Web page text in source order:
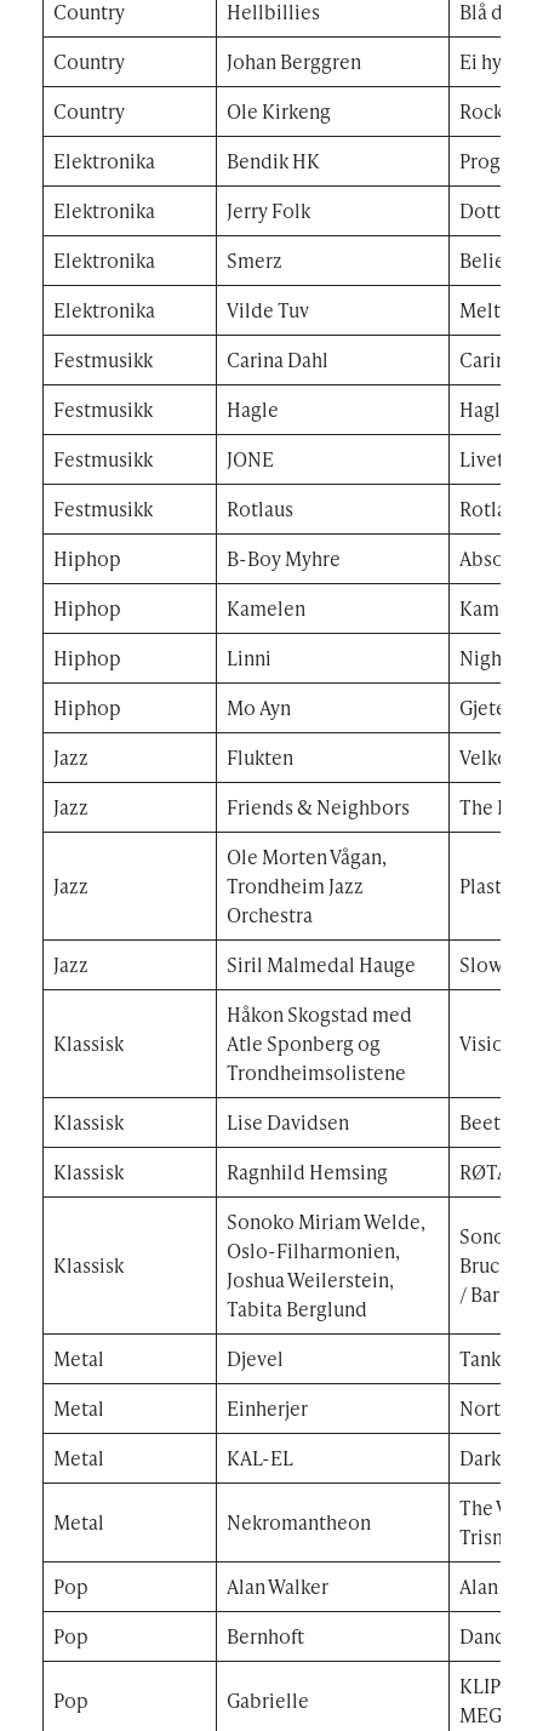
Country Hellbillies
Blå dag
Country
Johan Berggren
Ei hytte
Country
Ole Kirkeng
Rocking
Elektronika
Bendik HK
Elektronika
Jerry Folk
Dotted
Elektronika
Smerz
Believer
Elektronika
Vilde Tuv
Melting
Festmusikk
Carina Dahl
Carina
Festmusikk
Hagle
Hagle
Festmusikk
JONE
Livet på
Festmusikk
Rotlaus
Rotlaus
Hiphop
B-Boy Myhre
Absolute
Hiphop
Kamelen
Kamelen
Hiphop
Linni
Hiphop
Mo Ayn
Gjeter
Jazz
Flukten
Jazz
Friends & Neighbors The
Jazz
Ole Morten Vågan,
Trondheim Jazz
Orchestra
Plastic
Jazz Siril Malmedal Hauge Slowly,
Klassisk
Håkon Skogstad med
Atle Sponberg og
Trondheimsolistene
Visions
Klassisk Lise Davidsen
Klassisk
Ragnhild Hemsing RØTA
Klassisk
Sonoko Miriam Welde,
Oslo-Filharmonien,
Joshua Weilerstein,
Tabita Berglund
Sonoko
Bruch /
/ Barber
Metal Djevel
Tanker
Metal
Einherjer
North
Metal
KAL-EL Dark
Metal Nekromantheon
The
Pop
Alan Walker
Alan
Pop
Bernhoft Dancing
Pop Gabrielle
KLIPP
MEG